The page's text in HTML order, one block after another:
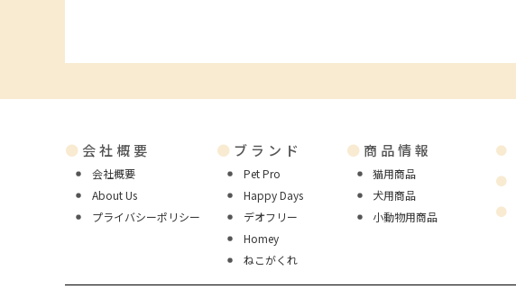
● 会社概要
会社概要
About Us
プライバシーポリシー
● ブランド
Pet Pro
Happy Days
デオフリー
Homey
ねこがくれ
● 商品情報
猫用商品
犬用商品
小動物用商品